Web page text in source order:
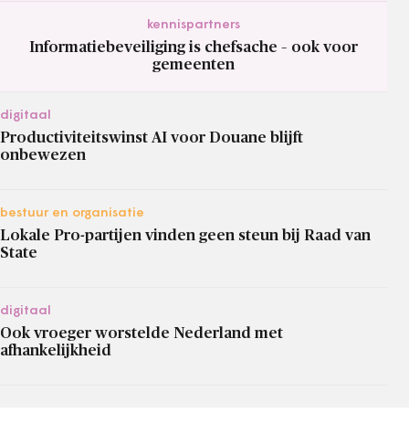
kennispartners
Informatiebeveiliging is chefsache – ook voor
gemeenten
digitaal
Productiviteitswinst AI voor Douane blijft
onbewezen
bestuur en organisatie
Lokale Pro-partijen vinden geen steun bij Raad van
State
digitaal
Ook vroeger worstelde Nederland met
afhankelijkheid